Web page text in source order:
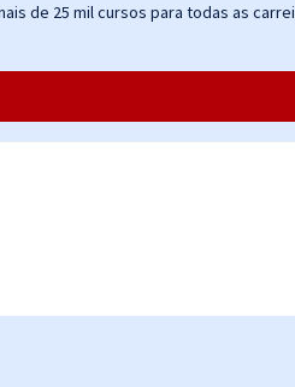
de 25 mil cursos para todas as